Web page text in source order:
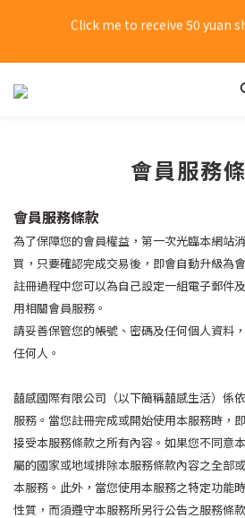
New members choose 7-11 for free
purchase
會員服務
會員服務條款
為了保障您的會員權益，第一次光臨本網站
買，只要確認完成交易後，即會自動升級為會
註冊過程中您可以為自己設定一組電子郵件
用相關會員服務。
請妥善保管您的帳號、密碼及任何個人資料
任何人。
囍感國際有限公司（以下簡稱囍感生活）係
服務。當您註冊完成或開始使用本服務時，
接受本服務條款之所有內容。如果您不同意
屬的國家或地域排除本服務條款內容之全部
本服務。此外，當您使用本服務之特定功能
性質，而須遵守本服務所另行公告之服務條